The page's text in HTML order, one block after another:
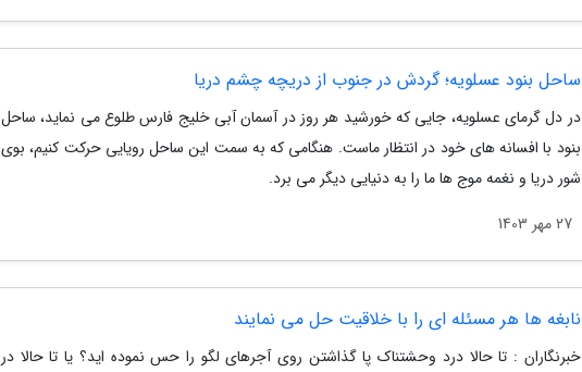
ساحل بنود عسلویه؛ گردش در جنوب از دریچه چشم دریا
در دل گرمای عسلویه، جایی که خورشید هر روز در آسمان آبی خلیج فارس طلوع می نماید، ساحل
بنود با افسانه های خود در انتظار ماست. هنگامی که به سمت این ساحل رویایی حرکت کنیم، بوی
شور دریا و نغمه موج ها ما را به دنیایی دیگر می برد.
27 مهر 1403
نابغه ها هر مسئله ای را با خلاقیت حل می نمایند
خبرنگاران : تا حالا درد وحشتناک پا گذاشتن روی آجرهای لگو را حس نموده اید؟ یا تا حالا در